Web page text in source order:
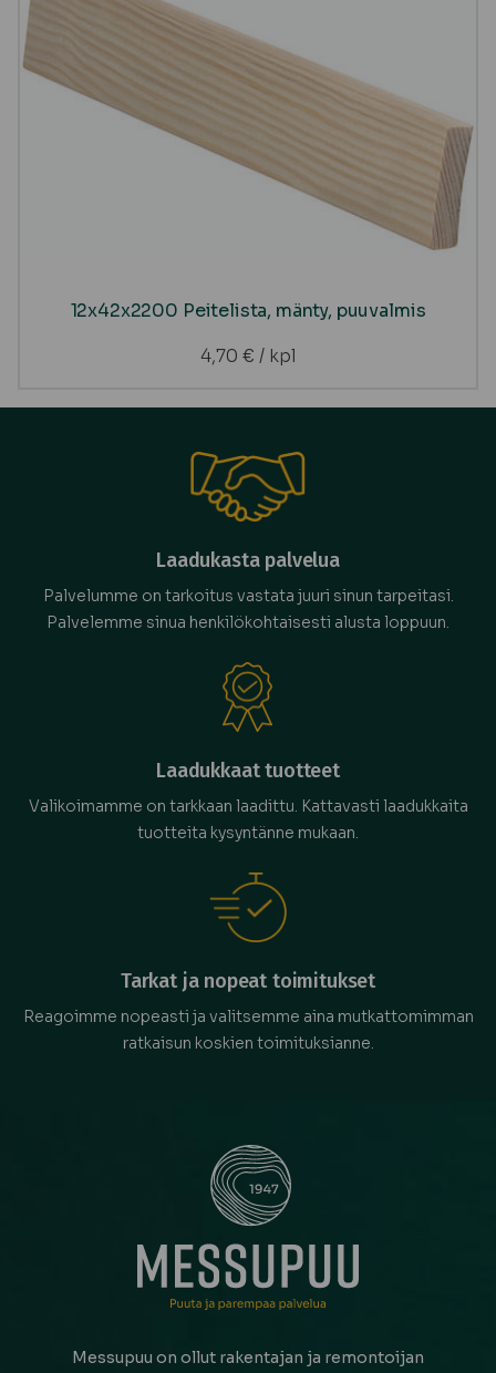
12x42x2200 Peitelista, mänty, puuvalmis
4,70 € / kpl
Laadukasta palvelua
Palvelumme on tarkoitus vastata juuri sinun tarpeitasi.
Palvelemme sinua henkilökohtaisesti alusta loppuun.
Laadukkaat tuotteet
Valikoimamme on tarkkaan laadittu. Kattavasti laadukkaita
tuotteita kysyntänne mukaan.
Tarkat ja nopeat toimitukset
Reagoimme nopeasti ja valitsemme aina mutkattomimman
ratkaisun koskien toimituksianne.
Messupuu on ollut rakentajan ja remontoijan